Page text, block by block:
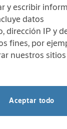
y escribir
datos
dirección IP y
fines, por
nuestros
Aceptar todo